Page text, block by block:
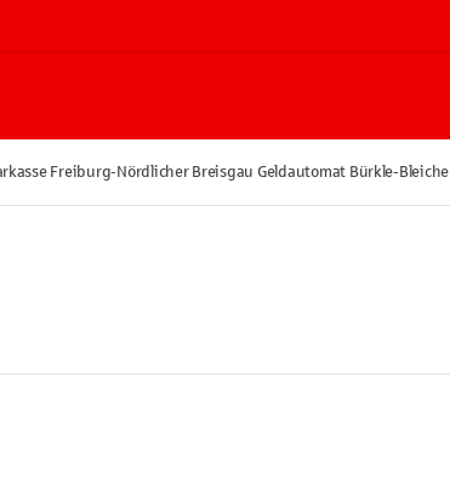
Freiburg-Nördlicher Breisgau Geldautomat Bürkle-Bleiche